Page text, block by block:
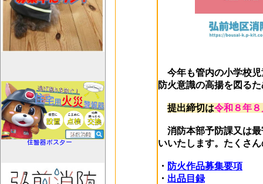
住警器ポスター
今年も管内の小学校児
防火意識の高揚を図る
提出締切は令和８年
消防本部予防課又は最
いいたします。たくさ
・ 防火作品募集要項
・ 出品目録